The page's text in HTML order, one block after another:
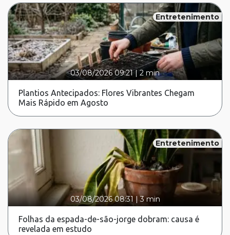
Entretenimento
03/08/2026 09:21|2 min
Plantios Antecipados: Flores Vibrantes Chegam
Mais Rápido em Agosto
Entretenimento
03/08/2026 08:31 |3 min
Folhas da espada-de-são-jorge dobram: causa é
revelada em estudo